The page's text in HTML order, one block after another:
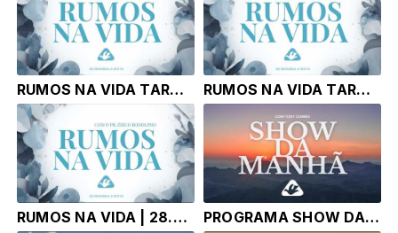
RUMOS NA VIDA TARDE | 28.07.26 | Pr. Érico Rodolpho Bussinger RUMOS NA VIDA TARDE | 28.07.26 | Pr. Érico Rodolpho Bussinger
RUMOS NA VIDA | 28.07.26 | Pr. Érico Rodolpho Bussinger PROGRAMA SHOW DA MANHÃ - TONY CORRÊA | 28.07.2026 |